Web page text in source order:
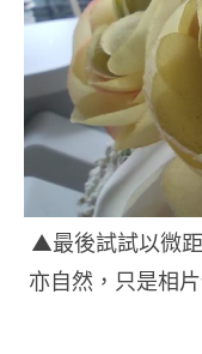
▲最後試試以微
亦自然，只是相